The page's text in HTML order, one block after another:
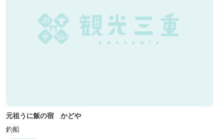
元祖うに飯の宿 かどや
釣船